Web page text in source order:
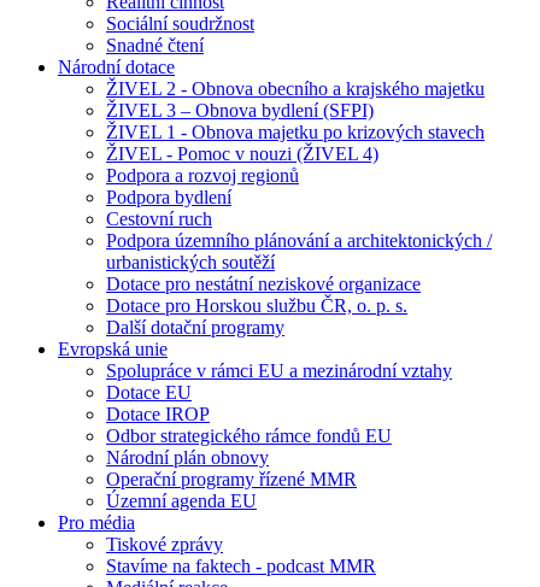
Sociální soudržnost
Snadné čtení
Národní dotace
ŽIVEL 2 - Obnova obecního a krajského majetku
ŽIVEL 3 – Obnova bydlení (SFPI)
ŽIVEL 1 - Obnova majetku po krizových stavech
ŽIVEL - Pomoc v nouzi (ŽIVEL 4)
Podpora a rozvoj regionů
Podpora bydlení
Cestovní ruch
Podpora územního plánování a architektonických /
urbanistických soutěží
Dotace pro nestátní neziskové organizace
Dotace pro Horskou službu ČR, o. p. s.
Další dotační programy
Evropská unie
Spolupráce v rámci EU a mezinárodní vztahy
Dotace EU
Dotace IROP
Odbor strategického rámce fondů EU
Národní plán obnovy
Operační programy řízené MMR
Územní agenda EU
Pro média
Tiskové zprávy
Stavíme na faktech - podcast MMR